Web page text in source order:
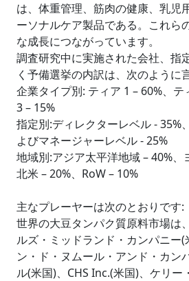
は、体重管理、筋肉の健康、乳児
ーソナルケア製品である。これら
な成長につながっています。
調査研究中に実施された会社、指
く予備選挙の内訳は、次のように
企業タイプ別: ティア 1 – 60%、テ
3 – 15%
指定別:ディレクターレベル - 35%
よびマネージャーレベル - 25%
地域別:アジア太平洋地域 – 40%、
北米 – 20%、RoW – 10%
主なプレーヤーは次のとおりです:
世界の大豆タンパク質原料市場は
ルズ・ミッドランド・カンパニー
ン・ド・ヌムール・アンド・カン
ル(米国)、CHS Inc.(米国)、ケリー